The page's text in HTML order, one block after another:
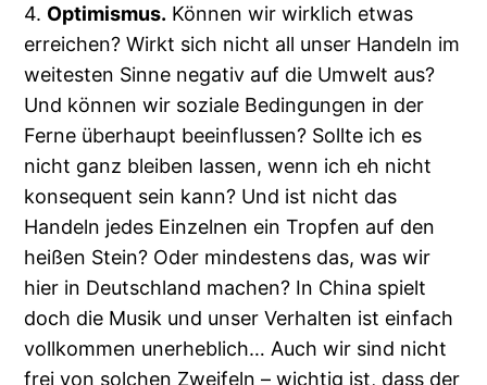
4. Optimismus. Können wir wirklich etwas
erreichen? Wirkt sich nicht all unser Handeln im
weitesten Sinne negativ auf die Umwelt aus?
Und können wir soziale Bedingungen in der
Ferne überhaupt beeinflussen? Sollte ich es
nicht ganz bleiben lassen, wenn ich eh nicht
konsequent sein kann? Und ist nicht das
Handeln jedes Einzelnen ein Tropfen auf den
heißen Stein? Oder mindestens das, was wir
hier in Deutschland machen? In China spielt
doch die Musik und unser Verhalten ist einfach
vollkommen unerheblich… Auch wir sind nicht
frei von solchen Zweifeln – wichtig ist, dass der